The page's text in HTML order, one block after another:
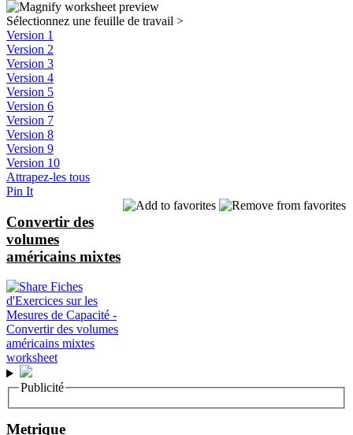
Sélectionnez une feuille de travail >
Version 1
Version 2
Version 3
Version 4
Version 5
Version 6
Version 7
Version 8
Version 9
Version 10
Attrapez-les tous
Pin It
Convertir des
volumes
américains mixtes
Publicité
Metrique